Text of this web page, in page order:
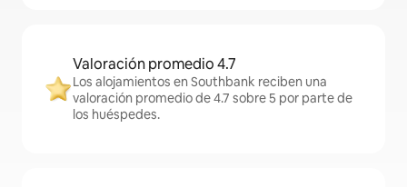
Valoración promedio 4.7
Los alojamientos en Southbank reciben una
valoración promedio de 4.7 sobre 5 por parte de
los huéspedes.